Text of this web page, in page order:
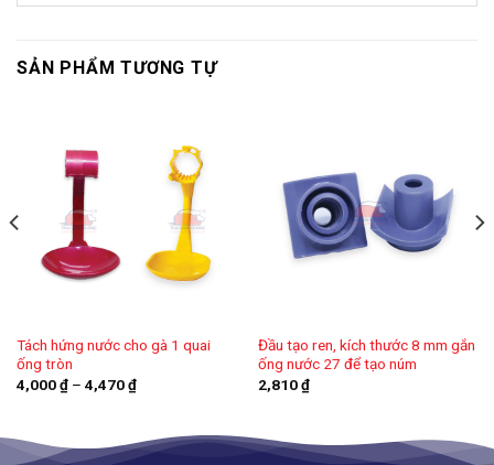
SẢN PHẨM TƯƠNG TỰ
Tách hứng nước cho gà 1 quai
ống tròn
4,000₫ – 4,470₫Khoảng
giá:
đến
4,470 ₫
Đầu tạo ren, kích thước 8 mm gắn
ống nước 27 để tạo núm
2,810₫